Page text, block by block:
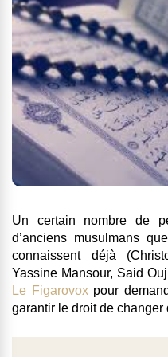
Un certain nombre de
d’anciens musulmans
connaissent déjà
Yassine Mansour, Said
Le Figarovoxpour
garantir le droit de changer